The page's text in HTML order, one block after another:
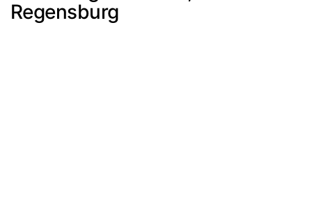
Regensburg